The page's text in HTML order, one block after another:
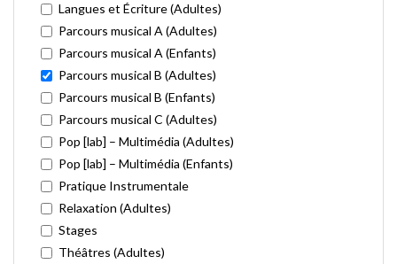
Langues et Écriture (Adultes)
Parcours musical A (Adultes)
Parcours musical A (Enfants)
Parcours musical B (Adultes)
Parcours musical B (Enfants)
Parcours musical C (Adultes)
Pop [lab] – Multimédia (Adultes)
Pop [lab] – Multimédia (Enfants)
Pratique Instrumentale
Relaxation (Adultes)
Stages
Théâtres (Adultes)